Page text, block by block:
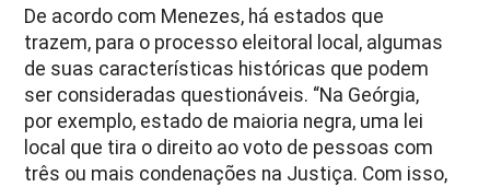
De acordo com Menezes, há estados que
trazem, para o processo eleitoral local, algumas
de suas características históricas que podem
ser consideradas questionáveis. “Na Geórgia,
por exemplo, estado de maioria negra, uma lei
local que tira o direito ao voto de pessoas com
três ou mais condenações na Justiça. Com isso,